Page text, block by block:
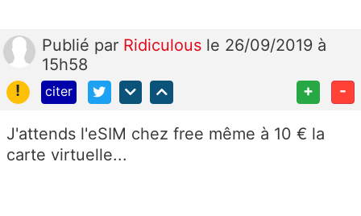
Publié par Ridiculous le 26/09/2019 à
15h58
!
citer + -
J'attends l'eSIM chez free même à 10 € la
carte virtuelle...